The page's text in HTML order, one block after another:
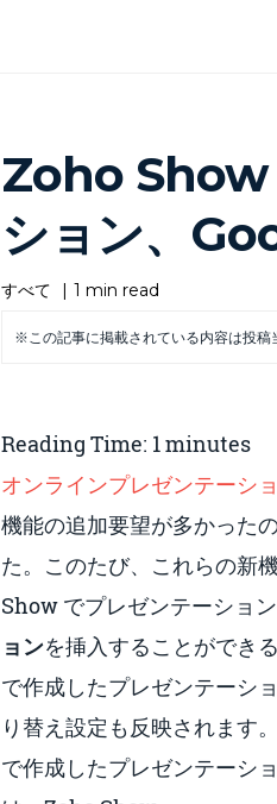
Zoho Show
ション、
すべて | 1 min read
※この記事に掲載されている内容は投稿
Reading Time: 1minutes
オンラインプレゼンテーシ
機能の追加要望が多かったの
た。 このたび、これらの新
Show でプレゼンテーション
ョンを挿入することができ
で作成したプレゼンテーシ
り替え設定も反映されます
で作成したプレゼンテーシ